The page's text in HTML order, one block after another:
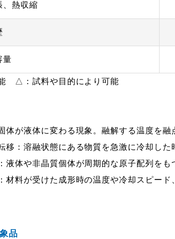
、熱収縮
量
△：試料や目的により可能
体が液体に変わる現象。融解する温度を融
移：溶融状態にある物質を急激に冷却し
液体や非晶質個体が周期的な原子配列をも
材料が受けた成形時の温度や冷却スピー
品